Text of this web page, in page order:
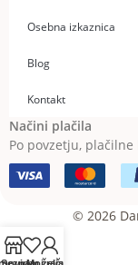
Osebna izkaznica
Blog
Kontakt
Načini plačila
Po povzetju,
© 2026